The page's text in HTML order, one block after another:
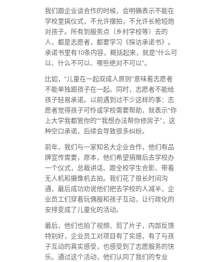
我们跟企业谈合作的时候，会明确表示不能在
学校里搞仪式，不允许摆拍，不允许长枪短炮
对孩子。所有到服务点（乡村学校等）去的
人，都是志愿者，都要学习《探访承诺书》。
承诺书里有10条内容，概括起来，就是“什么可
以、什么不可以、哪些绝对不可以”。
比如，“儿童在一起双成人原则”意味着志愿者
不能单独跟孩子在一起。同时，志愿者不能给
孩子轻易承诺。以前遇到过不少这样的事：志
愿者觉得孩子可怜或学校需要帮助，就表示“你
上大学我都管你的”“我想办法帮你修房子”，这
种空口承诺，后续会导致很多纠纷。
前年，我们与一家知名大企业合作，他们有品
牌宣传需要，原本，他们希望捐赠后去学校办
一个仪式，总裁讲话、跟全校学生合影、带着
无人机和摄像机去拍。我们花了很长时间沟
通，最后成功劝说他们把去学校的人减半，企
业员工们穿着玩偶服和孩子互动，让行政化的
安排变成了儿童化的活动。
最后，他们也拍了视频、剪了片子，内部反馈
特别好，企业员工对项目有了实感，有了与孩
子互动的真实感受，也感受到了志愿服务的快
乐。通过这个活动，他们认同了我们的专业